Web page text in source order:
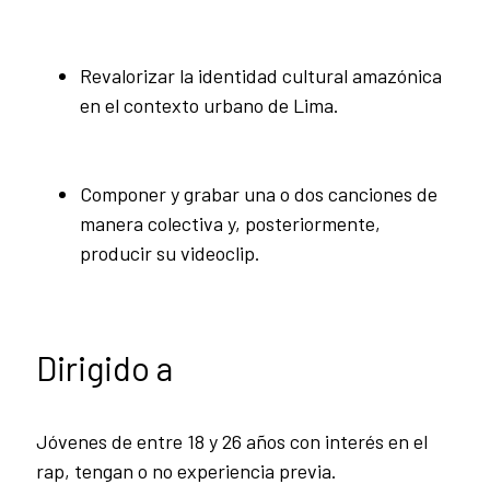
Revalorizar la identidad cultural amazónica
en el contexto urbano de Lima.
Componer y grabar una o dos canciones de
manera colectiva y, posteriormente,
producir su videoclip.
Dirigido a
Jóvenes de entre 18 y 26 años con interés en el
rap, tengan o no experiencia previa.